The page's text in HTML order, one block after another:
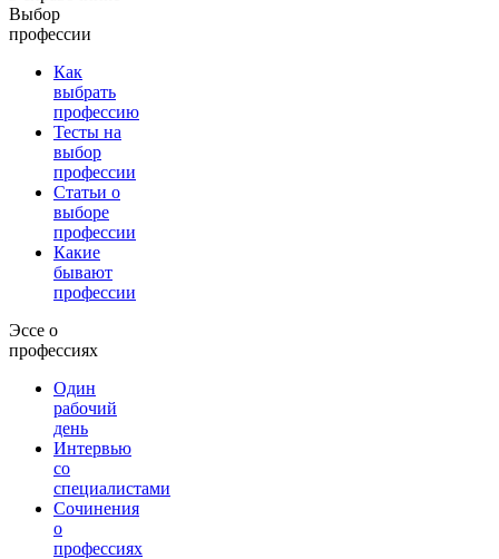
Выбор
профессии
Как
выбрать
профессию
Тесты на
выбор
профессии
Статьи о
выборе
профессии
Какие
бывают
профессии
Эссе о
профессиях
Один
рабочий
день
Интервью
со
специалистами
Сочинения
о
профессиях